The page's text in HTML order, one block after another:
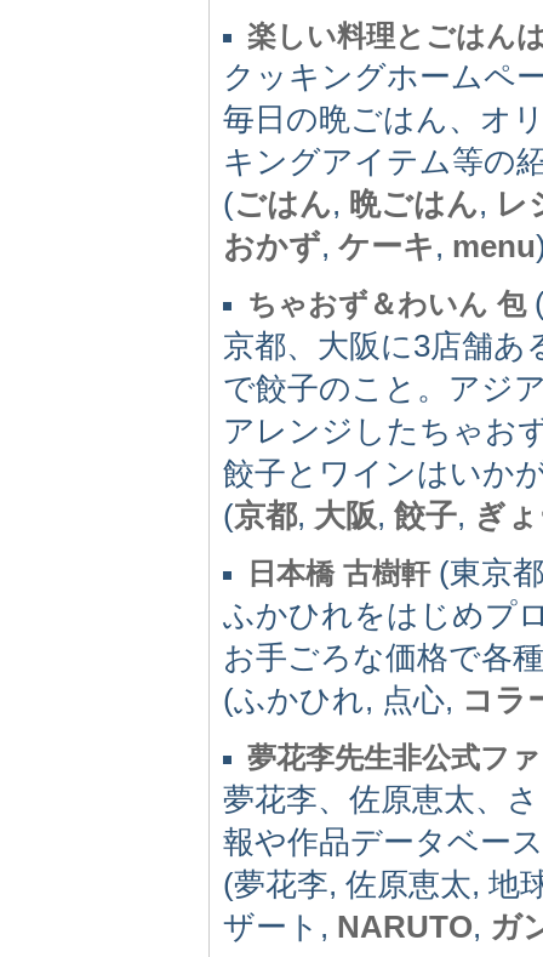
楽しい料理とごはん
クッキングホームペ
毎日の晩ごはん、オ
キングアイテム等の
(ごはん, 晩ごはん, レ
おかず, ケーキ, menu
ちゃおず＆わいん 包
京都、大阪に3店舗
で餃子のこと。アジ
アレンジしたちゃお
餃子とワインはいか
(京都, 大阪, 餃子, ぎ
日本橋 古樹軒(東京
ふかひれをはじめプ
お手ごろな価格で各
(ふかひれ, 点心, コラ
夢花李先生非公式フ
夢花李、佐原恵太、
報や作品データベー
(夢花李, 佐原恵太, 地
ザート, NARUTO, ガ